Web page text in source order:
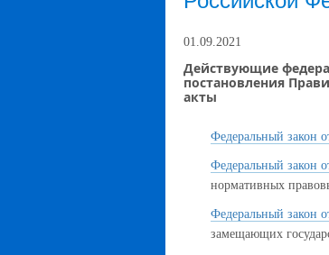
01.09.2021
Действующие
постановления
акты
Федеральный закон
Федеральный закон
нормативных
Федеральный закон
замещающих